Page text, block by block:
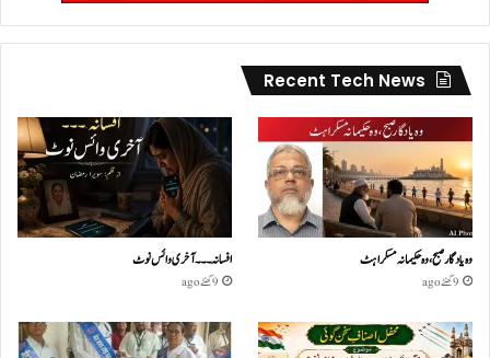
Recent Tech News
وہ یادگار صبح، وہ حکیمانہ مسکراہٹ
9 گھنٹے ago
افسانہ۔۔۔آخری وائس نوٹ
9 گھنٹے ago